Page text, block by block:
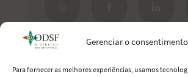
Gerenciar o consentimento
Para fornecer as melhores experiências, usamos